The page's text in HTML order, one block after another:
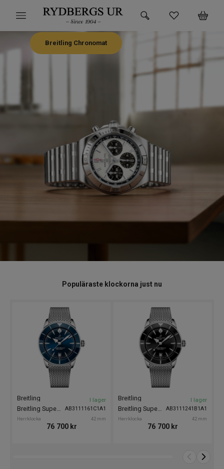
HEM
SUPER DEALS!
SMYCKEN
Breitling Chronomat
Populäraste klockorna just nu
AB3111161C1A1
Breitling
Herrklocka 42 mm
Breitling Superocean Heritage B31 Automatic 42
I lager
76 700 kr
AB3111241B1A1
Breitling
Herrklocka 42 mm
Breitling Superocean Heritage B31 Automatic 42
I lager
76 700 kr